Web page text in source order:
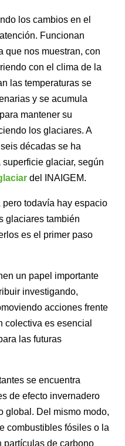
los cambios en el
Funcionan
que nos muestran, con
con el clima de la
las temperaturas se
y se acumula
mantener su
los glaciares. A
décadas se ha
glaciar, según
del INAIGEM.
todavía hay espacio
glaciares también
es el primer paso
un papel importante
investigando,
acciones frente
colectiva es esencial
las futuras
se encuentra
de efecto invernadero
global. Del mismo modo,
combustibles fósiles o la
partículas de carbono